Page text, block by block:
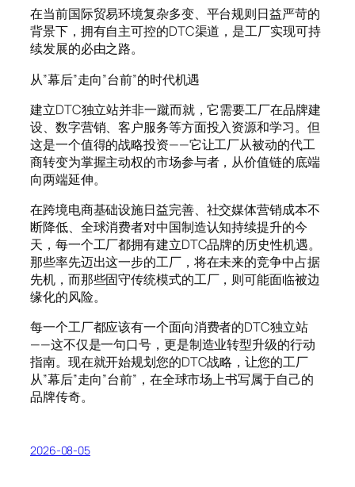
在当前国际贸易环境复杂多变、平台规则日益严苛的
背景下，拥有自主可控的DTC渠道，是工厂实现可持
续发展的必由之路。
从”幕后”走向”台前”的时代机遇
建立DTC独立站并非一蹴而就，它需要工厂在品牌建
设、数字营销、客户服务等方面投入资源和学习。但
这是一个值得的战略投资——它让工厂从被动的代工
商转变为掌握主动权的市场参与者，从价值链的底端
向两端延伸。
在跨境电商基础设施日益完善、社交媒体营销成本不
断降低、全球消费者对中国制造认知持续提升的今
天，每一个工厂都拥有建立DTC品牌的历史性机遇。
那些率先迈出这一步的工厂，将在未来的竞争中占据
先机，而那些固守传统模式的工厂，则可能面临被边
缘化的风险。
每一个工厂都应该有一个面向消费者的DTC独立站
——这不仅是一句口号，更是制造业转型升级的行动
指南。现在就开始规划您的DTC战略，让您的工厂
从”幕后”走向”台前”，在全球市场上书写属于自己的
品牌传奇。
2026-08-05